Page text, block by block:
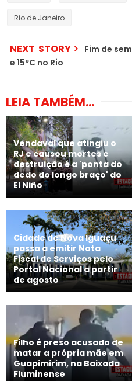
Rio de Janeiro
NEXT STORY
Fim de
e 15ºC no Rio
LEIA TAMBÉM...
Vendaval que atingiu o
RJ e causou mortes e
destruição é a 'ponta do
dedo do longo braço' do
El Niño
Cidade de Nova Iguaçu
passa a emitir Nota
Fiscal de Serviços pelo
Portal Nacional a partir
de agosto
Filho é preso acusado de
matar a própria mãe em
Guapimirim, na Baixada
Fluminense